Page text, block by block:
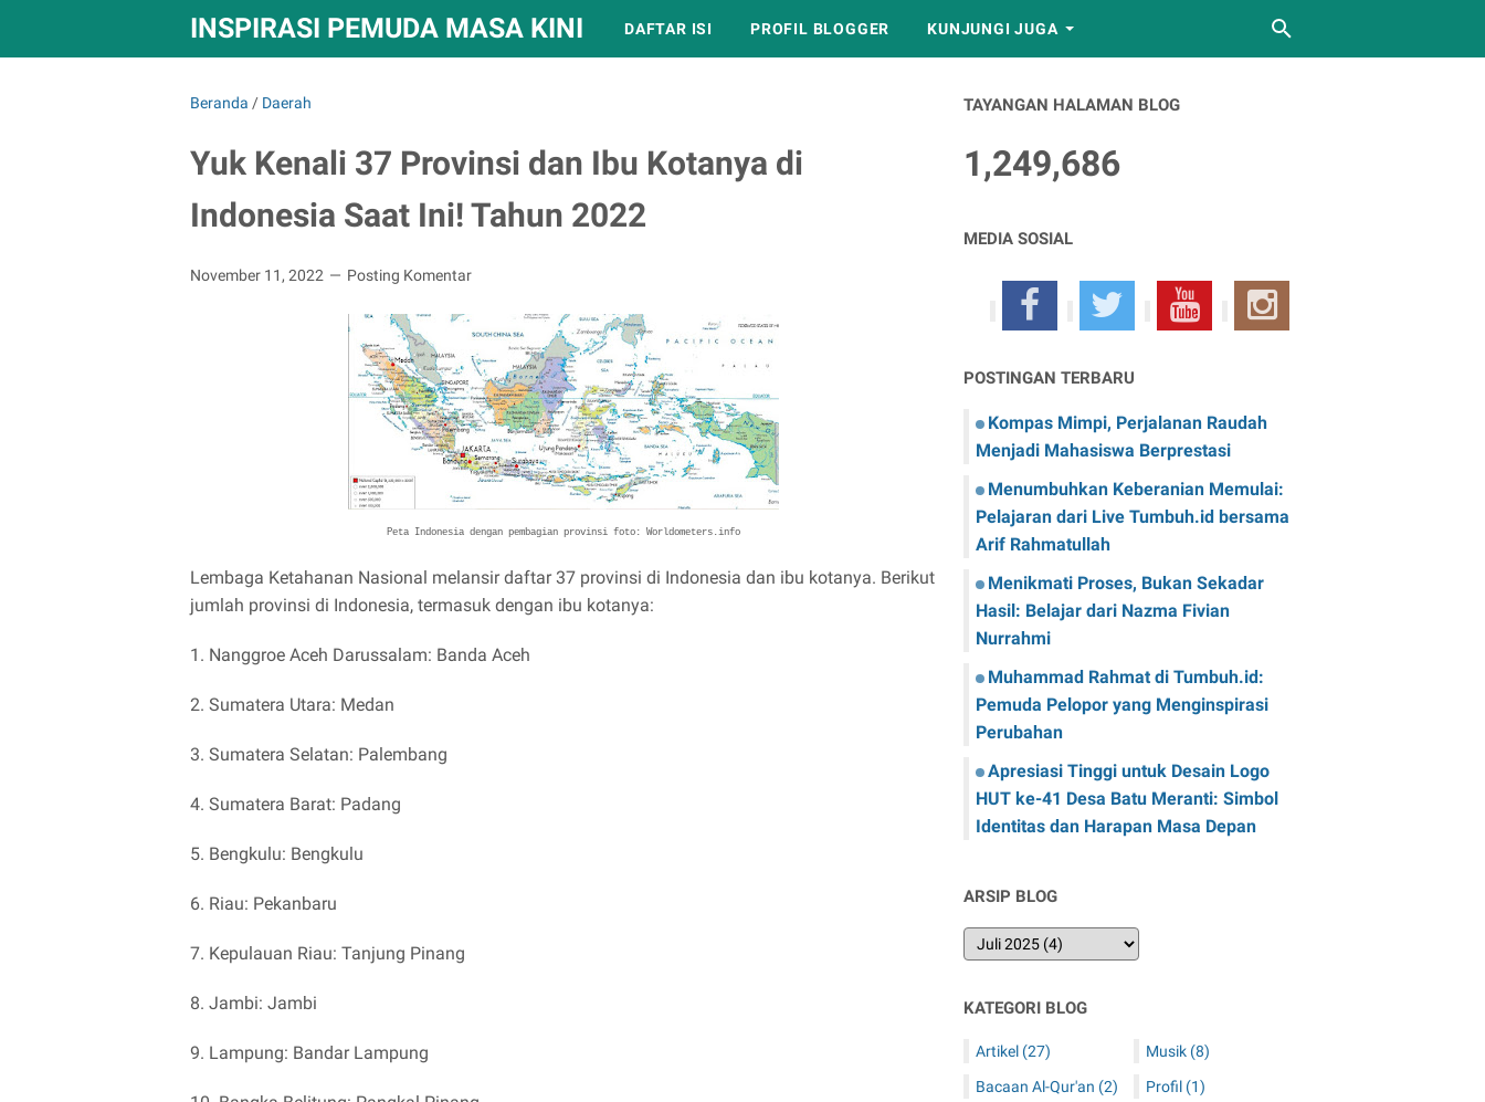
INSPIRASI PEMUDA MASA KINI DAFTAR ISI PROFIL BLOGGER KUNJUNGI JUGA
Beranda / Daerah
Yuk Kenali 37 Provinsi dan Ibu Kotanya di
Indonesia Saat Ini! Tahun 2022
November 11, 2022 Posting Komentar
Peta Indonesia dengan pembagian provinsi foto: Worldometers.info
Lembaga Ketahanan Nasional melansir daftar 37 provinsi di Indonesia dan ibu kotanya. Berikut
jumlah provinsi di Indonesia, termasuk dengan ibu kotanya:
1. Nanggroe Aceh Darussalam: Banda Aceh
2. Sumatera Utara: Medan
3. Sumatera Selatan: Palembang
4. Sumatera Barat: Padang
5. Bengkulu: Bengkulu
6. Riau: Pekanbaru
7. Kepulauan Riau: Tanjung Pinang
8. Jambi: Jambi
9. Lampung: Bandar Lampung
TAYANGAN HALAMAN BLOG
1,249,686
MEDIA SOSIAL
POSTINGAN TERBARU
Kompas Mimpi, Perjalanan Raudah
Menjadi Mahasiswa Berprestasi
Menumbuhkan Keberanian Memulai:
Pelajaran dari Live Tumbuh.id bersama
Arif Rahmatullah
Menikmati Proses, Bukan Sekadar
Hasil: Belajar dari Nazma Fivian
Nurrahmi
Muhammad Rahmat di Tumbuh.id:
Pemuda Pelopor yang Menginspirasi
Perubahan
Apresiasi Tinggi untuk Desain Logo
HUT ke-41 Desa Batu Meranti: Simbol
Identitas dan Harapan Masa Depan
ARSIP BLOG
KATEGORI BLOG
Artikel (27)
Bacaan Al-Qur'an (2)
Musik (8)
Profil (1)